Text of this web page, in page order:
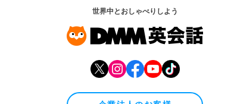
世界中とおしゃべりしよう